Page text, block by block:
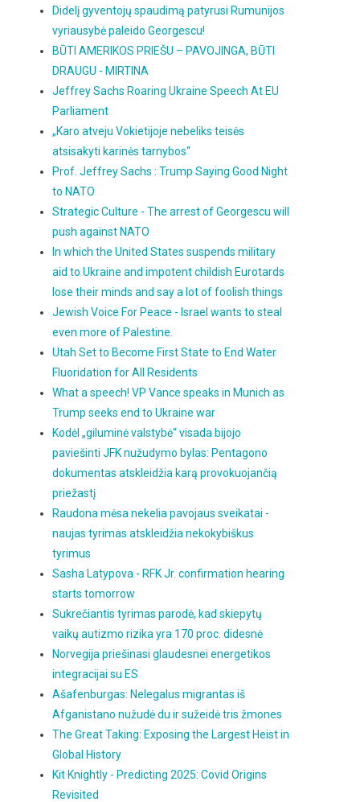
Didelį gyventojų spaudimą patyrusi Rumunijos
vyriausybė paleido Georgescu!
BŪTI AMERIKOS PRIEŠU – PAVOJINGA, BŪTI
DRAUGU - MIRTINA
Jeffrey Sachs Roaring Ukraine Speech At EU
Parliament
„Karo atveju Vokietijoje nebeliks teisės
atsisakyti karinės tarnybos“
Prof. Jeffrey Sachs : Trump Saying Good Night
to NATO
Strategic Culture - The arrest of Georgescu will
push against NATO
In which the United States suspends military
aid to Ukraine and impotent childish Eurotards
lose their minds and say a lot of foolish things
Jewish Voice For Peace - Israel wants to steal
even more of Palestine.
Utah Set to Become First State to End Water
Fluoridation for All Residents
What a speech! VP Vance speaks in Munich as
Trump seeks end to Ukraine war
Kodėl „giluminė valstybė“ visada bijojo
paviešinti JFK nužudymo bylas: Pentagono
dokumentas atskleidžia karą provokuojančią
priežastį
Raudona mėsa nekelia pavojaus sveikatai -
naujas tyrimas atskleidžia nekokybiškus
tyrimus
Sasha Latypova - RFK Jr. confirmation hearing
starts tomorrow
Sukrečiantis tyrimas parodė, kad skiepytų
vaikų autizmo rizika yra 170 proc. didesnė
Norvegija priešinasi glaudesnei energetikos
integracijai su ES
Ašafenburgas: Nelegalus migrantas iš
Afganistano nužudė du ir sužeidė tris žmones
The Great Taking: Exposing the Largest Heist in
Global History
Kit Knightly - Predicting 2025: Covid Origins
Revisited